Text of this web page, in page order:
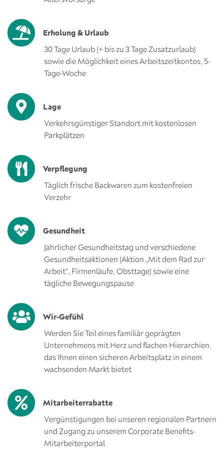
Erholung & Urlaub
30 Tage Urlaub (+ bis zu 3 Tage Zusatzurlaub)
sowie die Möglichkeit eines Arbeitszeitkontos, 5-
Tage-Woche
Lage
Verkehrsgünstiger Standort mit kostenlosen
Parkplätzen
Verpflegung
Täglich frische Backwaren zum kostenfreien
Verzehr
Gesundheit
Jährlicher Gesundheitstag und verschiedene
Gesundheitsaktionen (Aktion „Mit dem Rad zur
Arbeit“, Firmenläufe, Obsttage) sowie eine
tägliche Bewegungspause
Wir-Gefühl
Werden Sie Teil eines familiär geprägten
Unternehmens mit Herz und flachen Hierarchien,
das Ihnen einen sicheren Arbeitsplatz in einem
wachsenden Markt bietet
Mitarbeiterrabatte
Vergünstigungen bei unseren regionalen Partnern
und Zugang zu unserem Corporate Benefits-
Mitarbeiterportal